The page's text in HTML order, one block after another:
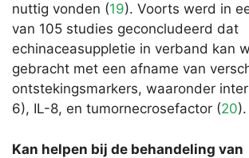
nuttig vonden (19). Voorts werd in
van 105 studies geconcludeerd dat
echinaceasuppletie in verband kan
gebracht met een afname van
ontstekingsmarkers, waaronder
6), IL-8, en tumornecrosefactor (20).
Kan helpen bij de behandeling van